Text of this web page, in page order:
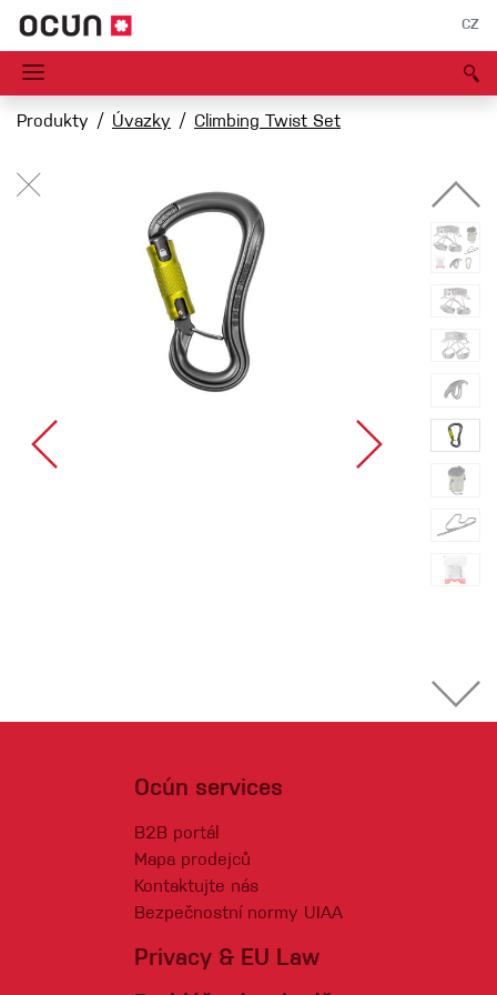
CZ
Produkty Úvazky Climbing Twist Set
Ocún services
B2B portál
Mapa prodejců
Kontaktujte nás
Bezpečnostní normy UIAA
Privacy & EU Law